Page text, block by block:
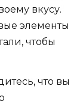
вкусу.
элементы
чтобы
что вы